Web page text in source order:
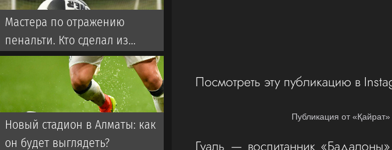
Посмотреть эту публикацию в
Публикация от
Гуаль — воспитанник
Мастера по отражению
пенальти. Кто сделал из
вратарей «Кайрата»
ментальных монстров
Новый стадион в Алматы: как
он будет выглядеть?